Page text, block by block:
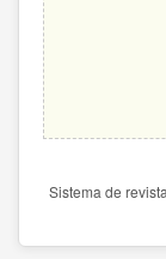
Sistema de